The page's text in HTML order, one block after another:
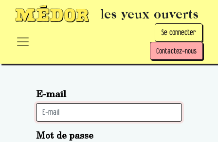
les yeux ouverts
Se connecter
Contactez-nous
E-mail
Mot de passe